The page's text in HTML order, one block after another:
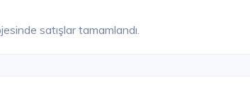
satışlar tamamlandı.